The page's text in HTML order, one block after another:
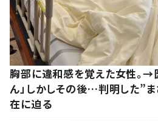
胸部に違和感を覚えた女性。→
ん」しかしその後…判明した”
在に迫る